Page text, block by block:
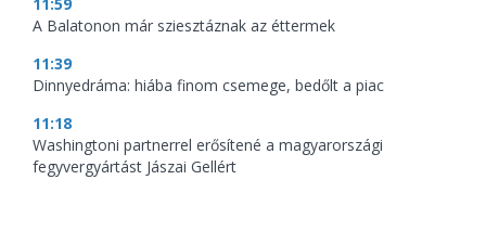
A Balatonon már sziesztáznak az éttermek
11:39
Dinnyedráma: hiába finom csemege, bedőlt a piac
11:18
Washingtoni partnerrel erősítené a magyarországi
fegyvergyártást Jászai Gellért